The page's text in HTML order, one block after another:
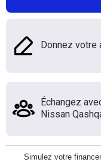
Donnez votre
Échangez
Nissan
Simulez votre